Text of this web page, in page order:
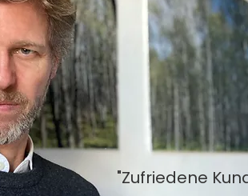
"Zufriedene